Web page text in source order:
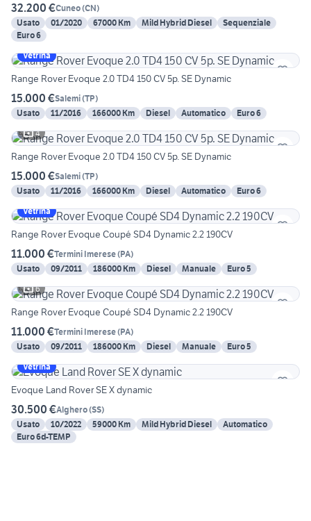
32.200 €Cuneo(CN)
Usato
01/2020 67000 Km Mild Hybrid Diesel
Sequenziale
Euro 6
Vetrina
Range Rover Evoque 2.0 TD4 150 CV 5p. SE Dynamic
15.000 €Salemi(TP)
Usato
11/2016 166000 Km Diesel Automatico
Euro 6
4
Range Rover Evoque 2.0 TD4 150 CV 5p. SE Dynamic
15.000 €Salemi(TP)
Usato
11/2016 166000 Km Diesel Automatico
Euro 6
Vetrina
Range Rover Evoque Coupé SD4 Dynamic 2.2 190CV
11.000 €Termini Imerese(PA)
Usato
09/2011 186000 Km Diesel Manuale
Euro 5
6
Range Rover Evoque Coupé SD4 Dynamic 2.2 190CV
11.000 €Termini Imerese(PA)
Usato
09/2011 186000 Km Diesel Manuale
Euro 5
Vetrina
Evoque Land Rover SE X dynamic
30.500 €Alghero(SS)
Usato
10/2022 59000 Km Mild Hybrid Diesel
Automatico
Euro 6d-TEMP